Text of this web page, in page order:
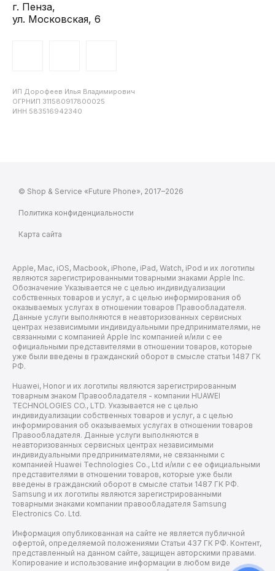
г. Пенза,
ул. Московская, 6
ИП Дорофеев Илья Владимирович
ОГРНИП 311580917800025
ИНН 583516942340
© Shop & Service «Future Phone», 2017–2026
Политика конфиденциальности
Карта сайта
Apple, Mac, iOS, Macbook, iPhone, iPad, Watch, iPod и их логотипы
являются зарегистрированными товарными знаками Apple Inc.
Обозначение Указывается не с целью индивидуализации
собственных товаров и услуг, а с целью информирования об
оказываемых услугах в отношении товаров Правообладателя.
Данные услуги выполняются в неавторизованных сервисных
центрах независимыми индивидуальными предпринимателями, не
связанными с компанией Apple Inc компанией и/или с ее
официальными представителями в отношении товаров, которые
уже были введены в гражданский оборот в смысле статьи 1487 ГК
РФ.
Huawei, Honor и их логотипы являются зарегистрированным
товарным знаком Правообладателя - компании HUAWEI
TECHNOLOGIES CO., LTD. Указывается не с целью
индивидуализации собственных товаров и услуг, а с целью
информирования об оказываемых услугах в отношении товаров
Правообладателя. Данные услуги выполняются в
неавторизованных сервисных центрах независимыми
индивидуальными предпринимателями, не связанными с
компанией Huawei Technologies Co., Ltd и/или с ее официальными
представителями в отношении товаров, которые уже были
введены в гражданский оборот в смысле статьи 1487 ГК РФ.
Samsung и их логотипы являются зарегистрированными
товарными знаками компании правообладателя Samsung
Electronics Co. Ltd.
Информация опубликованная на сайте не является публичной
офертой, определяемой положениями Статьи 437 ГК РФ. Контент,
представленный на данном сайте, защищен авторскими правами.
Копирование и использование информации в любом виде